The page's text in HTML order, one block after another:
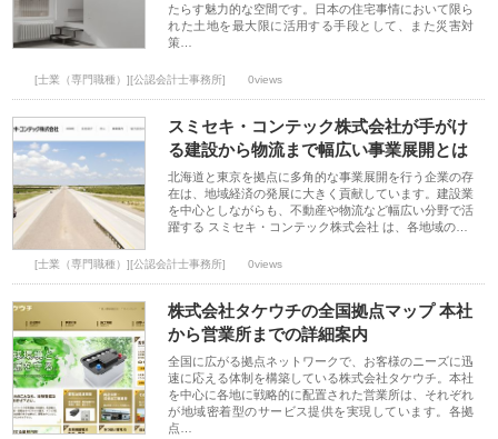
たらす魅力的な空間です。日本の住宅事情において限ら
れた土地を最大限に活用する手段として、また災害対
策…
[士業（専門職種）][公認会計士事務所] 0views
スミセキ・コンテック株式会社が手がけ
る建設から物流まで幅広い事業展開とは
北海道と東京を拠点に多角的な事業展開を行う企業の存
在は、地域経済の発展に大きく貢献しています。建設業
を中心としながらも、不動産や物流など幅広い分野で活
躍する スミセキ・コンテック株式会社 は、各地域の…
[士業（専門職種）][公認会計士事務所] 0views
株式会社タケウチの全国拠点マップ 本社
から営業所までの詳細案内
全国に広がる拠点ネットワークで、お客様のニーズに迅
速に応える体制を構築している株式会社タケウチ。本社
を中心に各地に戦略的に配置された営業所は、それぞれ
が地域密着型のサービス提供を実現しています。各拠
点…